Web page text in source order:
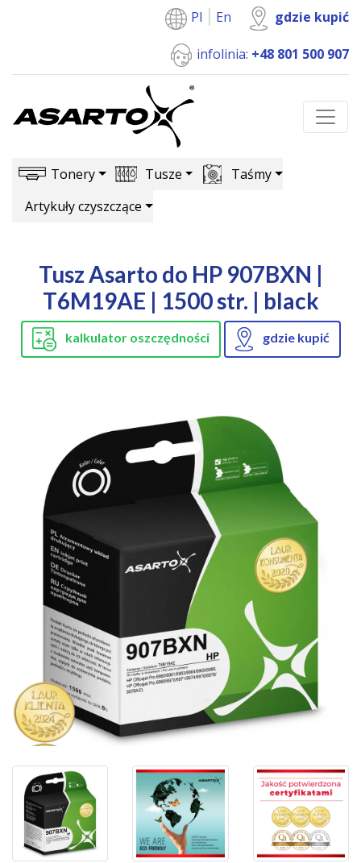
Pl En gdzie kupić
infolinia: +48 801 500 907
Tonery Tusze
Taśmy
Artykuły czyszczące
Tusz Asarto do HP 907BXN |
T6M19AE | 1500 str. | black
kalkulator oszczędności gdzie kupić